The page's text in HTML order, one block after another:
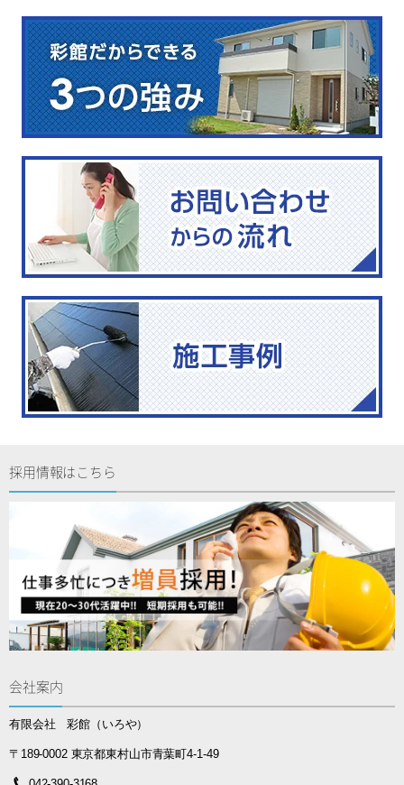
採用情報はこちら
会社案内
有限会社 彩館（いろや）
〒189-0002 東京都東村山市青葉町4-1-49